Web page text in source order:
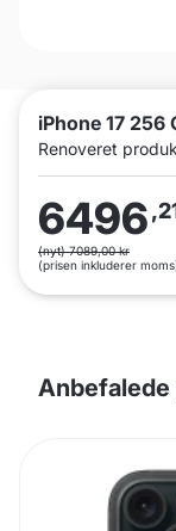
iPhone 17 256
Renoveret
6496
(nyt) 7089,00 kr
(prisen inkluderer